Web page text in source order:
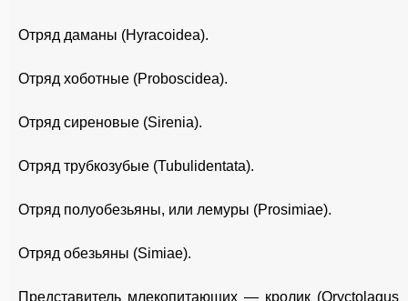
Отряд даманы (Hyracoidea).
Отряд хоботные (Proboscidea).
Отряд сиреновые (Sirenia).
Отряд трубкозубые (Tubulidentata).
Отряд полуобезьяны, или лемуры (Prosimiae).
Отряд обезьяны (Simiae).
Представитель млекопитающих — кролик (Oryctolagus